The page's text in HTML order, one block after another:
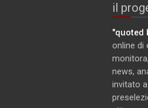
il
"quoted
online di
news,
invitato